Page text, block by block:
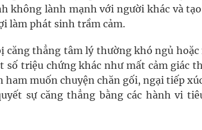
không lành mạnh với người khác và
làm phát sinh trầm cảm.
căng thẳng tâm lý thường khó ngủ
số triệu chứng khác như mất cảm giác
muốn chuyện chăn gối, ngại tiếp
sự căng thẳng bằng các hành vi